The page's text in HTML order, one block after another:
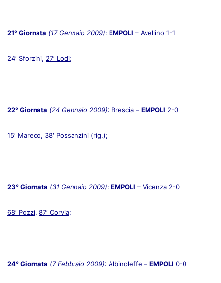
21° Giornata (17 Gennaio 2009): EMPOLI – Avellino 1-1
24′ Sforzini, 27′ Lodi;
22° Giornata (24 Gennaio 2009): Brescia – EMPOLI 2-0
15′ Mareco, 38′ Possanzini (rig.);
23° Giornata (31 Gennaio 2009): EMPOLI – Vicenza 2-0
68′ Pozzi, 87′ Corvia;
24° Giornata (7 Febbraio 2009): Albinoleffe – EMPOLI 0-0